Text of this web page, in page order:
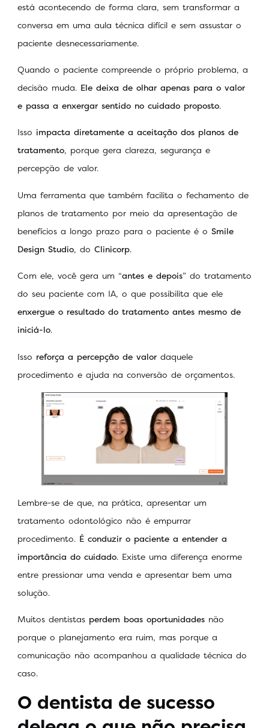
está acontecendo de forma clara, sem transformar a
conversa em uma aula técnica difícil e sem assustar o
paciente desnecessariamente.
Quando o paciente compreende o próprio problema, a
decisão muda. Ele deixa de olhar apenas para o valor
e passa a enxergar sentido no cuidado proposto.
Isso impacta diretamente a aceitação dos planos de
tratamento, porque gera clareza, segurança e
percepção de valor.
Uma ferramenta que também facilita o fechamento de
planos de tratamento por meio da apresentação de
benefícios a longo prazo para o paciente é o Smile
Design Studio, do Clinicorp.
Com ele, você gera um “antes e depois” do tratamento
do seu paciente com IA, o que possibilita que ele
enxergue o resultado do tratamento antes mesmo de
iniciá-lo.
Isso reforça a percepção de valor daquele
procedimento e ajuda na conversão de orçamentos.
Lembre-se de que, na prática, apresentar um
tratamento odontológico não é empurrar
procedimento. É conduzir o paciente a entender a
importância do cuidado. Existe uma diferença enorme
entre pressionar uma venda e apresentar bem uma
solução.
Muitos dentistas perdem boas oportunidades não
porque o planejamento era ruim, mas porque a
comunicação não acompanhou a qualidade técnica do
caso.
O dentista de sucesso